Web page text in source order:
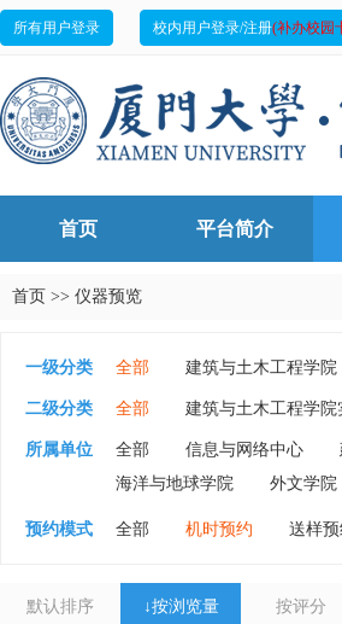
所有用户登录 校内用户登录/注册(补办校园
首页 平台简介
首页 >> 仪器预览
一级分类 全部 建筑与土木工程学院
创意与创新学院
外文学院
二级分类 全部 建筑与土木工程学院
创意与创新学院仪器
外
海洋生物地球化学全国重点实
所属单位 全部 信息与网络中心
海洋与地球学院
外文学院
预约模式 全部 机时预约 送样预
默认排序 ↓按浏览量 按评分